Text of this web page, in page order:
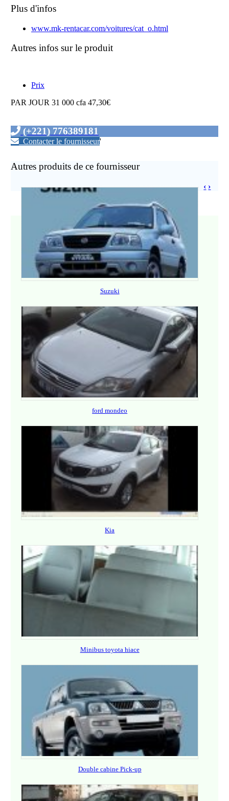
Plus d'infos
www.mk-rentacar.com/voitures/cat_o.html
Autres infos sur le produit
Prix
PAR JOUR 31 000 cfa 47,30€
(+221) 776389181
Contacter le fournisseur'
Autres produits de ce fournisseur
Suzuki
ford mondeo
Kia
Minibus toyota hiace
Double cabine Pick-up
‹ ›